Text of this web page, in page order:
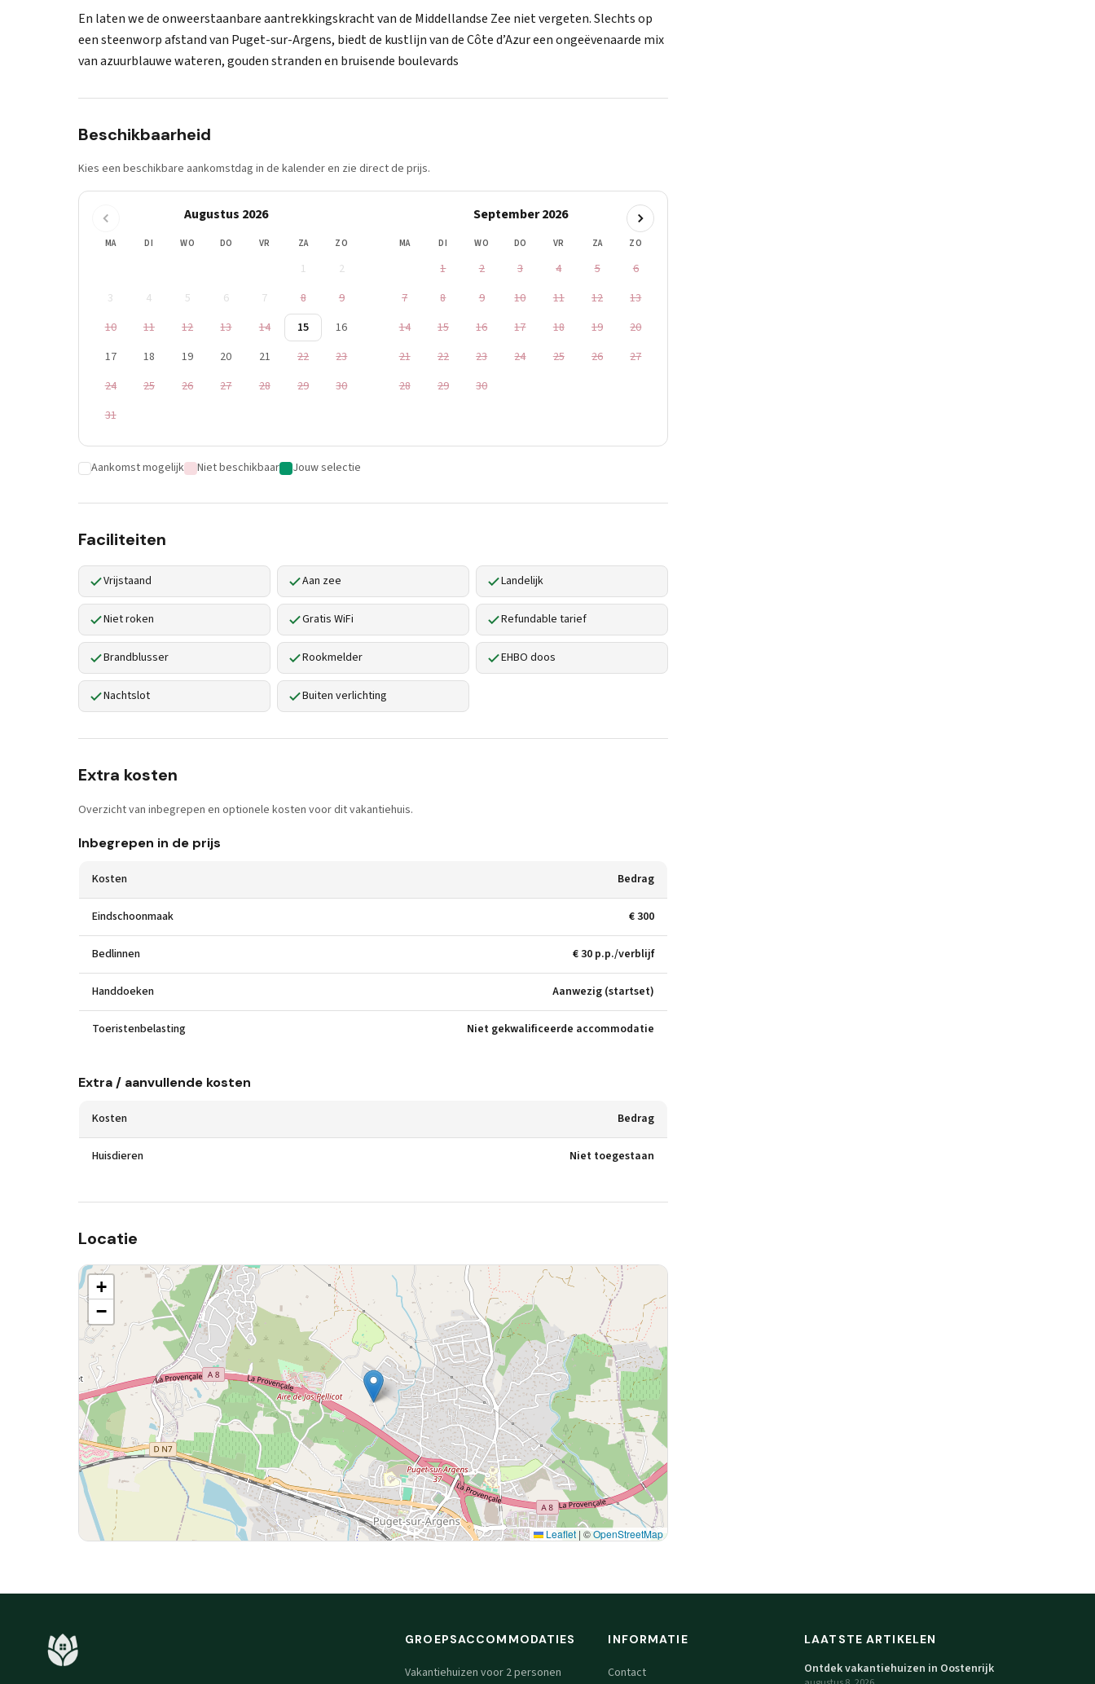
En laten we de onweerstaanbare aantrekkingskracht van de Middellandse Zee niet vergeten. Slechts op
een steenworp afstand van Puget-sur-Argens, biedt de kustlijn van de Côte d’Azur een ongeëvenaarde mix
van azuurblauwe wateren, gouden stranden en bruisende boulevards
Beschikbaarheid
Kies een beschikbare aankomstdag in de kalender en zie direct de prijs.
Augustus 2026
MA DI WO DO VR ZA ZO
1
2
3
4 5 6 7 8
9
10
11 12 13 14 15
16
17
18 19 20 21 22
23
24
25 26 27 28 29
30
31
September 2026
MA DI WO DO VR ZA ZO
1 2 3 4 5
6
7
8 9 10 11 12
13
14
15 16 17 18 19
20
21
22 23 24 25 26
27
28
29 30
Aankomst mogelijk Niet beschikbaar Jouw selectie
Faciliteiten
Vrijstaand Aan zee Landelijk
Niet roken Gratis WiFi Refundable tarief
Brandblusser Rookmelder EHBO doos
Nachtslot Buiten verlichting
Extra kosten
Overzicht van inbegrepen en optionele kosten voor dit vakantiehuis.
Inbegrepen in de prijs
Kosten Bedrag
Eindschoonmaak € 300
Bedlinnen € 30 p.p./verblijf
Handdoeken Aanwezig (startset)
Toeristenbelasting Niet gekwalificeerde accommodatie
Extra / aanvullende kosten
Kosten Bedrag
Huisdieren Niet toegestaan
Locatie
+
−
Leaflet | ©OpenStreetMap
GROEPSACCOMMODATIES
Vakantiehuizen voor 2 personen
INFORMATIE
Contact
LAATSTE ARTIKELEN
Ontdek vakantiehuizen in Oostenrijk